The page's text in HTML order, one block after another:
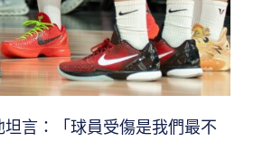
言：「球員受傷是我們最不